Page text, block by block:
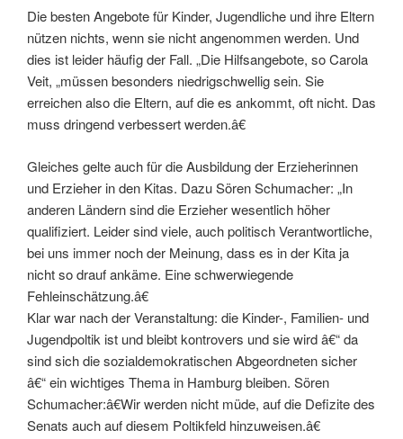
Die besten Angebote für Kinder, Jugendliche und ihre Eltern
nützen nichts, wenn sie nicht angenommen werden. Und
dies ist leider häufig der Fall. „Die Hilfsangebote, so Carola
Veit, „müssen besonders niedrigschwellig sein. Sie
erreichen also die Eltern, auf die es ankommt, oft nicht. Das
muss dringend verbessert werden.â€
Gleiches gelte auch für die Ausbildung der Erzieherinnen
und Erzieher in den Kitas. Dazu Sören Schumacher: „In
anderen Ländern sind die Erzieher wesentlich höher
qualifiziert. Leider sind viele, auch politisch Verantwortliche,
bei uns immer noch der Meinung, dass es in der Kita ja
nicht so drauf ankäme. Eine schwerwiegende
Fehleinschätzung.â€
Klar war nach der Veranstaltung: die Kinder-, Familien- und
Jugendpoltik ist und bleibt kontrovers und sie wird â€“ da
sind sich die sozialdemokratischen Abgeordneten sicher
â€“ ein wichtiges Thema in Hamburg bleiben. Sören
Schumacher:â€Wir werden nicht müde, auf die Defizite des
Senats auch auf diesem Poltikfeld hinzuweisen.â€